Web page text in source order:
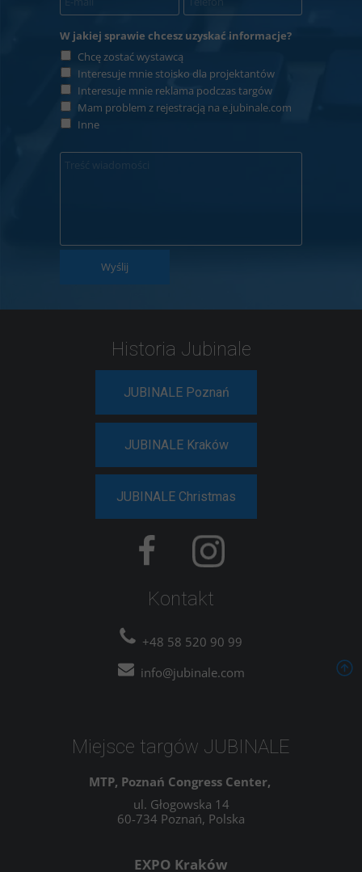
W jakiej sprawie chcesz uzyskać informacje?
Chcę zostać wystawcą
Interesuje mnie stoisko dla projektantów
Interesuje mnie reklama podczas targów
Mam problem z rejestracją na e.jubinale.com
Inne
Wyślij
Historia Jubinale
Kontakt
+48 58 520 90 99
info@jubinale.com
Miejsce targów JUBINALE
MTP, Poznań Congress Center,
ul. Głogowska 14
60-734 Poznań, Polska
EXPO Kraków
JUBINALE Christmas
JUBINALE Poznań
JUBINALE Kraków